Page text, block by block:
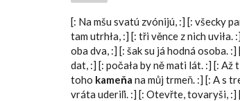
[: Na mšu svatú zvónijú, :] [: všecky
tam utrhła, :] [: tři věnce z nich uviła.
oba dva, :] [: šak su já hodná osoba.
dat, :] [: počała by ně mati lát. :] [: Až
toho kameňa na můj trmeň. :] [: A s
vráta uderiľi. :] [: Otevřte, tovaryši, :]